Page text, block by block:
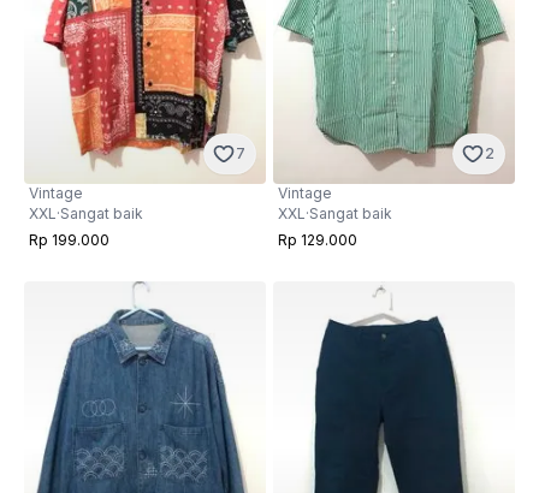
7
Vintage
XXL·Sangat baik
Rp 199.000
2
Vintage
XXL·Sangat baik
Rp 129.000